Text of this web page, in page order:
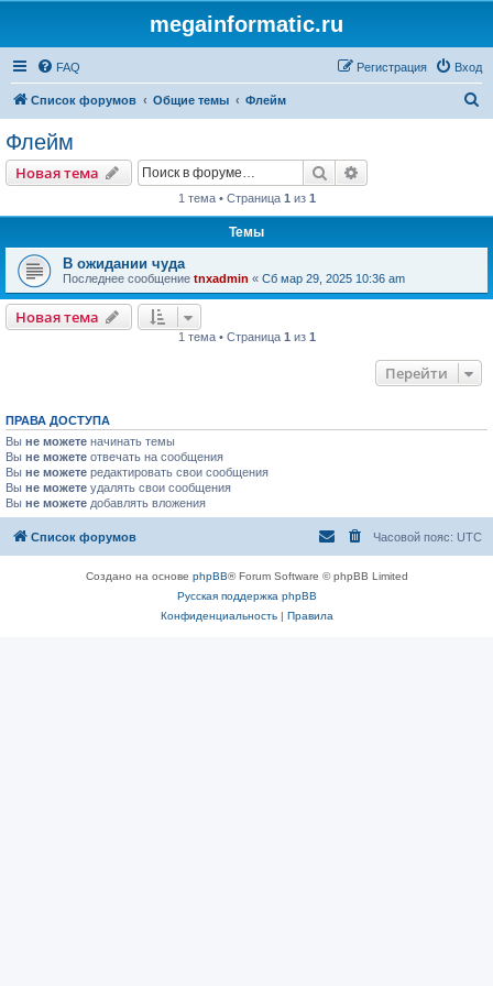
megainformatic.ru
FAQ Вход
Регистрация
Список форумов Общие темы Флейм
Флейм
Новая тема Поиск
1 тема • Страница 1 из 1
Темы
В ожидании чуда
Последнее сообщение tnxadmin « Сб мар 29, 2025 10:36 am
Новая тема
1 тема • Страница 1 из 1
Перейти
ПРАВА ДОСТУПА
Вы не можете начинать темы
Вы не можете отвечать на сообщения
Вы не можете редактировать свои сообщения
Вы не можете удалять свои сообщения
Вы не можете добавлять вложения
Список форумов Часовой пояс: UTC
Создано на основе phpBB® Forum Software © phpBB Limited
Русская поддержка phpBB
Конфиденциальность| Правила